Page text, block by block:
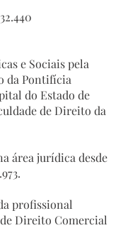
e Sociais pela
da Pontifícia
do Estado de
de Direito da
área jurídica desde
profissional
Direito Comercial